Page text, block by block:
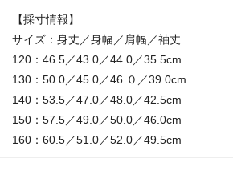
【採寸情報】
サイズ：身丈／身幅／肩幅／袖丈
120：46.5／43.0／44.0／35.5cm
130：50.0／45.0／46.０／39.0cm
140：53.5／47.0／48.0／42.5cm
150：57.5／49.0／50.0／46.0cm
160：60.5／51.0／52.0／49.5cm